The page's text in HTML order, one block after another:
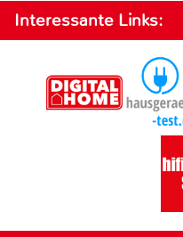
Interessante Links: